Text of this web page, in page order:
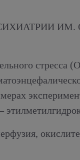
ИМ.